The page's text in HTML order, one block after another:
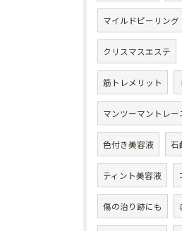
マイルドピーリング
クリスマスエステ
筋トレメリット
マンツーマントレー
色付き美容液 石
ティント美容液
傷の治り跡にも